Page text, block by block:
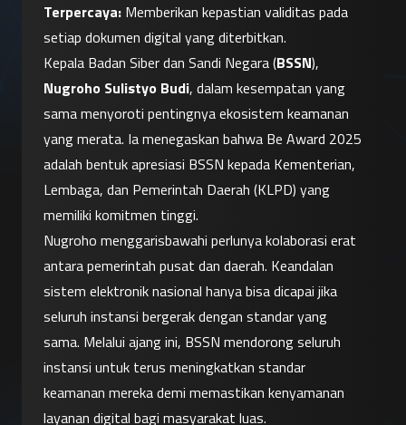
Terpercaya: Memberikan kepastian validitas pada
setiap dokumen digital yang diterbitkan.
Kepala Badan Siber dan Sandi Negara (BSSN
Nugroho Sulistyo Budi, dalam kesempatan yang
sama menyoroti pentingnya ekosistem keamanan
yang merata. Ia menegaskan bahwa Be Award 2025
adalah bentuk apresiasi BSSN kepada Kementerian,
Lembaga, dan Pemerintah Daerah (KLPD) yang
memiliki komitmen tinggi.
Nugroho menggarisbawahi perlunya kolaborasi erat
antara pemerintah pusat dan daerah. Keandalan
sistem elektronik nasional hanya bisa dicapai jika
seluruh instansi bergerak dengan standar yang
sama. Melalui ajang ini, BSSN mendorong seluruh
instansi untuk terus meningkatkan standar
keamanan mereka demi memastikan kenyamanan
layanan digital bagi masyarakat luas.